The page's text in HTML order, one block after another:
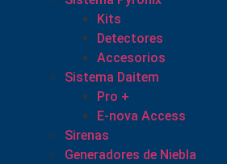
Kits
Detectores
Accesorios
Sistema Daitem
Pro +
E-nova Access
Sirenas
Generadores de Niebla